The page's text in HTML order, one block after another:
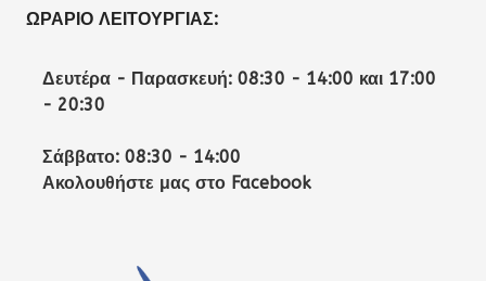
ΩΡΆΡΙΟ ΛΕΙΤΟΥΡΓΊΑΣ:
Δευτέρα - Παρασκευή: 08:30 - 14:00 και 17:00
- 20:30
Σάββατο: 08:30 - 14:00
Ακολουθήστε μας στο Facebook